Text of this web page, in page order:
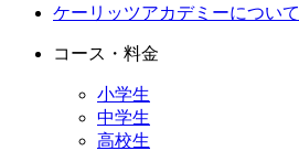
ケーリッツアカデミーについて
コース・料金
小学生
中学生
高校生